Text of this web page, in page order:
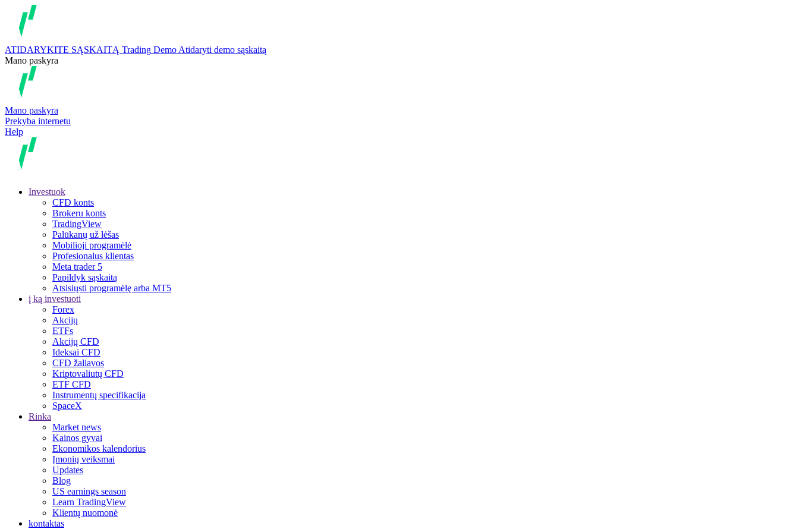
ATIDARYKITE SĄSKAITĄ Trading Demo Atidaryti demo sąskaitą
Mano paskyra
Mano paskyra
Prekyba internetu
Help
Investuok
CFD konts
Brokeru konts
TradingView
Palūkanų už lėšas
Mobilioji programėlė
Profesionalus klientas
Meta trader 5
Papildyk sąskaitą
Atsisiųsti programėlę arba MT5
į ką investuoti
Forex
Akcijų
ETFs
Akcijų CFD
Ideksai CFD
CFD žaliavos
Kriptovaliutų CFD
ETF CFD
Instrumentų specifikacija
SpaceX
Rinka
Market news
Kainos gyvai
Ekonomikos kalendorius
Įmonių veiksmai
Updates
Blog
US earnings season
Learn TradingView
Klientų nuomonė
kontaktas